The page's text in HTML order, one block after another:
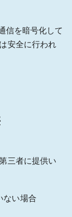
信を暗号化して
安全に行われ
三者に提供い
ない場合